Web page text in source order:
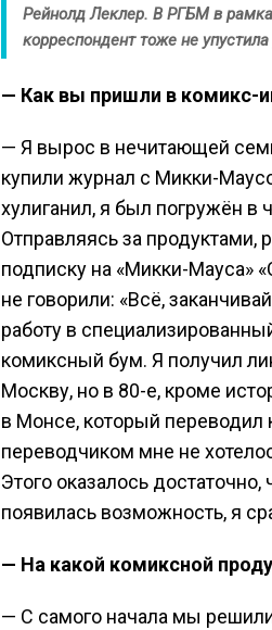
Рейнолд Леклер. В РГБМ в
корреспондент тоже не
— Как вы пришли в комикс-
— Я вырос в нечитающей
купили журнал с Микки-
хулиганил, я был погружён в
Отправляясь за
подписку на «Микки-Мауса»
не говорили: «Всё,
работу в
комиксный бум. Я получил
Москву, но в 80-е, кроме
в Монсе, который переводил
переводчиком мне не
Этого оказалось
появилась возможность, я
— На какой комиксной
— С самого начала мы решили